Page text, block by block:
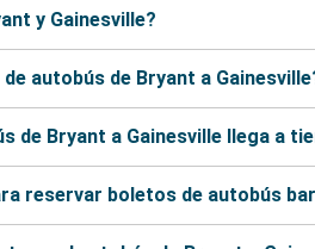
y Gainesville?
autobús de Bryant a
de Bryant a Gainesville llega a
reservar boletos de autobús